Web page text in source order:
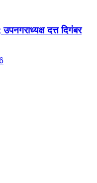
दत्त दिगंबर